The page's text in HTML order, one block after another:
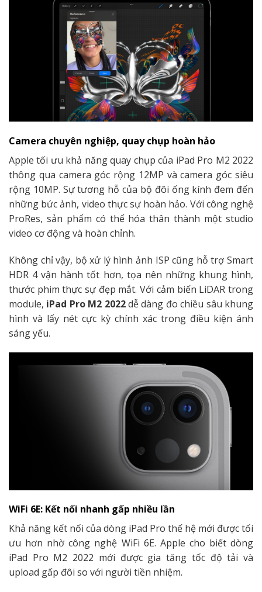
Camera chuyên nghiệp, quay chụp hoàn hảo
Apple tối ưu khả năng quay chụp của iPad Pro M2 2022
thông qua camera góc rộng 12MP và camera góc siêu
rộng 10MP. Sự tương hỗ của bộ đôi ống kính đem đến
những bức ảnh, video thực sự hoàn hảo. Với công nghệ
ProRes, sản phẩm có thể hóa thân thành một studio
video cơ động và hoàn chỉnh.
Không chỉ vậy, bộ xử lý hình ảnh ISP cũng hỗ trợ Smart
HDR 4 vận hành tốt hơn, tọa nên những khung hình,
thước phim thực sự đẹp mắt. Với cảm biến LiDAR trong
module, iPad Pro M2 2022dễ dàng đo chiều sâu khung
hình và lấy nét cực kỳ chính xác trong điều kiện ánh
sáng yếu.
WiFi 6E: Kết nối nhanh gấp nhiều lần
Khả năng kết nối của dòng iPad Pro thế hệ mới được tối
ưu hơn nhờ công nghệ WiFi 6E. Apple cho biết dòng
iPad Pro M2 2022 mới được gia tăng tốc độ tải và
upload gấp đôi so với người tiền nhiệm.